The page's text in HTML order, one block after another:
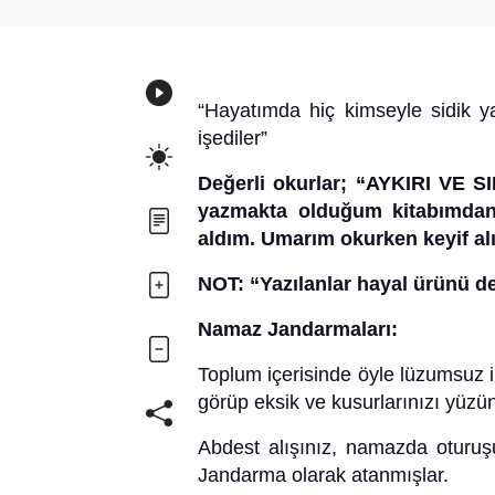
“Hayatımda hiç kimseyle sidik
işediler”
Değerli okurlar; “AYKIRI VE
yazmakta olduğum
aldım. Umarım okurken keyif
NOT: “Yazılanlar hayal ürünü
Namaz Jandarmaları:
Toplum içerisinde öyle lüzumsuz
görüp eksik ve kusurlarınızı
Abdest alışınız, namazda
Jandarma olarak atanmışlar.